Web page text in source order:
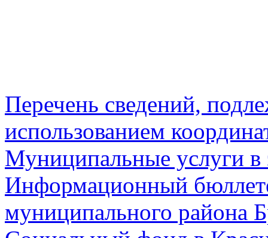
Перечень сведений,
использованием
Муниципальные услуги в
Информационный
муниципального района